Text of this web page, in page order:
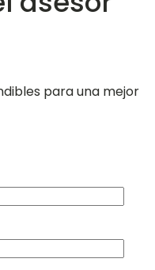
para una mejor